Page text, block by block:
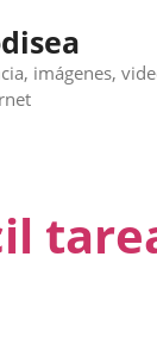
imágenes,